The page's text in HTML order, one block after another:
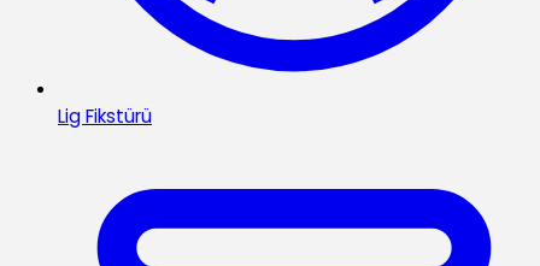
Lig Fikstürü